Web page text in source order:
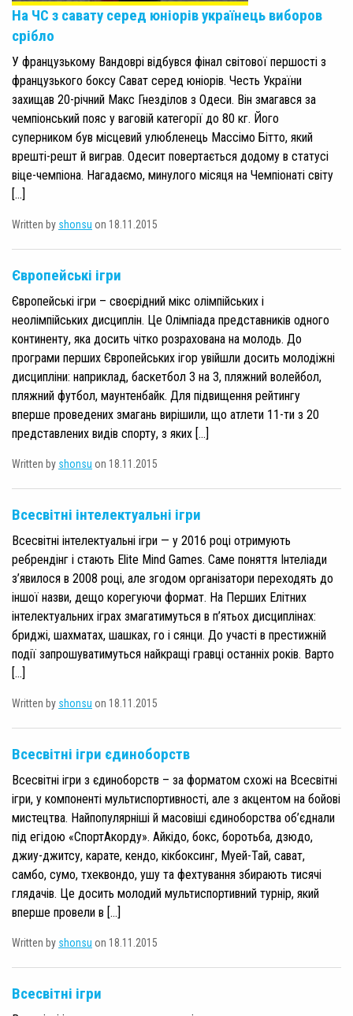
На ЧС з савату серед юніорів українець виборов
срібло
У французькому Вандоврі відбувся фінал світової першості з
французького боксу Сават серед юніорів. Честь України
захищав 20-річний Макс Гнезділов з Одеси. Він змагався за
чемпіонський пояс у ваговій категорії до 80 кг. Його
суперником був місцевий улюбленець Массімо Бітто, який
врешті-решт й виграв. Одесит повертається додому в статусі
віце-чемпіона. Нагадаємо, минулого місяця на Чемпіонаті світу
[…]
Written by shonsu on 18.11.2015
Європейські ігри
Європейські ігри – своєрідний мікс олімпійських і
неолімпійських дисциплін. Це Олімпіада представників одного
континенту, яка досить чітко розрахована на молодь. До
програми перших Європейських ігор увійшли досить молодіжні
дисципліни: наприклад, баскетбол 3 на 3, пляжний волейбол,
пляжний футбол, маунтенбайк. Для підвищення рейтингу
вперше проведених змагань вирішили, що атлети 11-ти з 20
представлених видів спорту, з яких […]
Written by shonsu on 18.11.2015
Всесвітні інтелектуальні ігри
Всесвітні інтелектуальні ігри — у 2016 році отримують
ребрендінг і стають Elite Mind Games. Саме поняття Інтеліади
з’явилося в 2008 році, але згодом організатори переходять до
іншої назви, дещо корегуючи формат. На Перших Елітних
інтелектуальних іграх змагатимуться в п’ятьох дисциплінах:
бриджі, шахматах, шашках, го і сянци. До участі в престижній
події запрошуватимуться найкращі гравці останніх років. Варто
[…]
Written by shonsu on 18.11.2015
Всесвітні ігри єдиноборств
Всесвітні ігри з єдиноборств – за форматом схожі на Всесвітні
ігри, у компоненті мультиспортивності, але з акцентом на бойові
мистецтва. Найпопулярніші й масовіші єдиноборства об’єднали
під егідою «СпортАкорду». Айкідо, бокс, боротьба, дзюдо,
джиу-джитсу, карате, кендо, кікбоксинг, Муей-Тай, сават,
самбо, сумо, тхеквондо, ушу та фехтування збирають тисячі
глядачів. Це досить молодий мультиспортивний турнір, який
вперше провели в […]
Written by shonsu on 18.11.2015
Всесвітні ігри